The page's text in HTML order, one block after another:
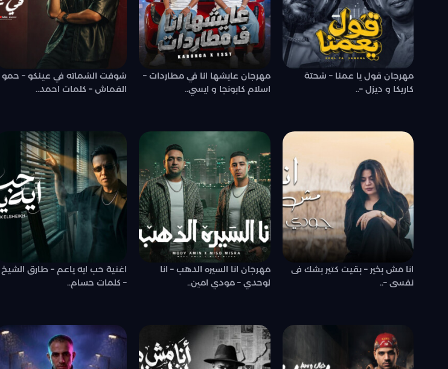
مهرجان قول يا عمنا – شحتة
كاريكا و ديزل –..
مهرجان عايشها انا في مطاردات –
اسلام كابونجا و ايسي..
شوفت الشماته في عينكو – حمو
القماش – كلمات احمد..
انا مش بخير – بقيت كتير بشك فى
نفسى –..
مهرجان انا السيره الدهب – انا
لوحدي – مودي امين..
اغنية حب ايه ياعم – طارق الشيخ
– كلمات حسام..